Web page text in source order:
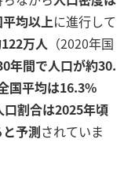
均以上に進行して
万人 （2020年国
年間で人口が約30.
国平均は16.3%
割合は2025年頃
予測されていま